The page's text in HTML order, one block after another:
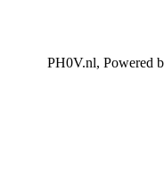
PH0V.nl, Powered